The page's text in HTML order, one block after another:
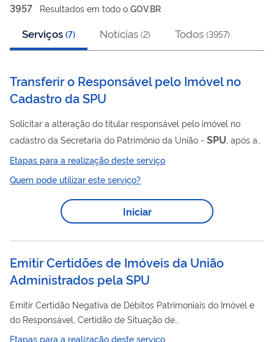
3957 Resultados em todo o GOV.BR
Serviços (7) Notícias (2) Todos (3957)
Transferir o Responsável pelo Imóvel no
Cadastro da SPU
Solicitar a alteração do titular responsável pelo imóvel no
cadastro da Secretaria do Patrimônio da União - SPU , após as
seguintes etapas: a) Calcular Laudêmio; b) Emitir DARF de
Laudêmio; c) Pagar DARF do Laudêmio; d) Emitir a Certidão de
Autorização para Transferência - CAT; e) Transferir e/ou
registrar o imóvel no Cartório competente.
Etapas para a realização deste serviço
Quem pode utilizar este serviço?
Iniciar
Emitir Certidões de Imóveis da União
Administrados pela SPU
Emitir Certidão Negativa de Débitos Patrimoniais do Imóvel e
do Responsável, Certidão de Situação de
Ocupação/Aforamento e Certidão de Inteiro Teor do Imóvel
Etapas para a realização deste serviço